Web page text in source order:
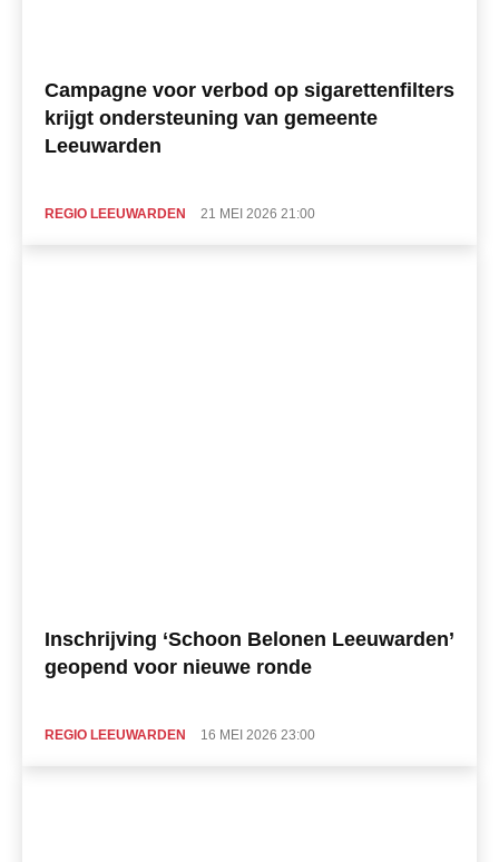
Campagne voor verbod op sigarettenfilters
krijgt ondersteuning van gemeente
Leeuwarden
REGIO LEEUWARDEN 21 MEI 2026 21:00
Inschrijving ‘Schoon Belonen Leeuwarden’
geopend voor nieuwe ronde
REGIO LEEUWARDEN 16 MEI 2026 23:00